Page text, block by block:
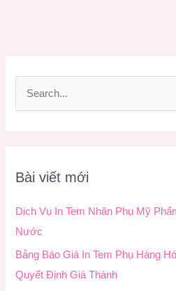
m
:
Bài viết mới
Dịch Vụ In Tem Nhãn Phụ Mỹ
Nước
Bảng Báo Giá In Tem Phụ Hàng
Quyết Định Giá Thành